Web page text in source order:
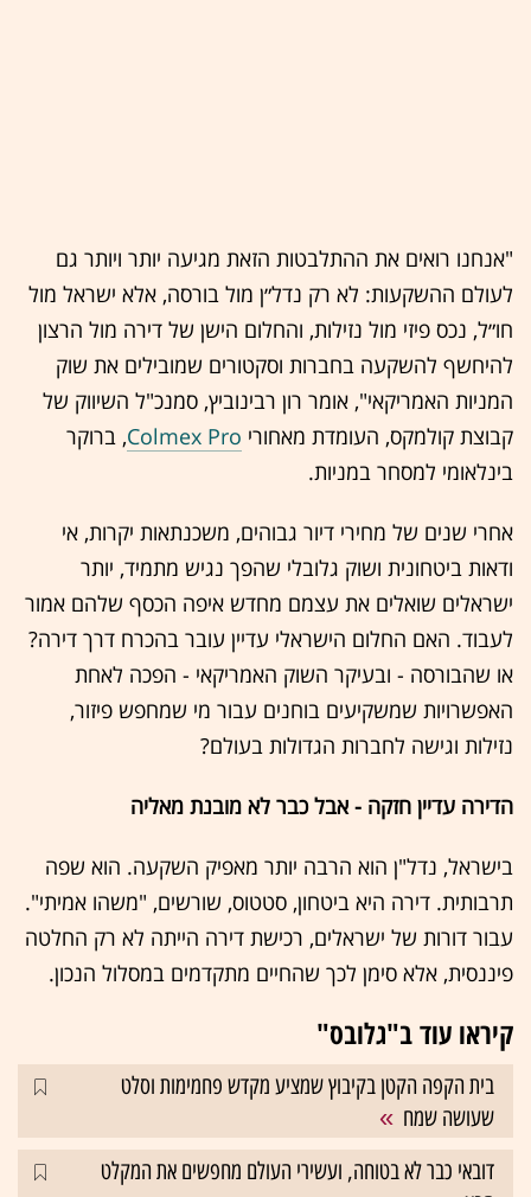
"אנחנו רואים את ההתלבטות הזאת מגיעה יותר ויותר גם
לעולם ההשקעות: לא רק נדל״ן מול בורסה, אלא ישראל מול
חו״ל, נכס פיזי מול נזילות, והחלום הישן של דירה מול הרצון
להיחשף להשקעה בחברות וסקטורים שמובילים את שוק
המניות האמריקאי", אומר רון רבינוביץ, סמנכ"ל השיווק של
קבוצת קולמקס, העומדת מאחורי Colmex Pro, ברוקר
בינלאומי למסחר במניות.
אחרי שנים של מחירי דיור גבוהים, משכנתאות יקרות, אי
ודאות ביטחונית ושוק גלובלי שהפך נגיש מתמיד, יותר
ישראלים שואלים את עצמם מחדש איפה הכסף שלהם אמור
לעבוד. האם החלום הישראלי עדיין עובר בהכרח דרך דירה?
או שהבורסה - ובעיקר השוק האמריקאי - הפכה לאחת
האפשרויות שמשקיעים בוחנים עבור מי שמחפש פיזור,
נזילות וגישה לחברות הגדולות בעולם?
הדירה עדיין חזקה - אבל כבר לא מובנת מאליה
בישראל, נדל"ן הוא הרבה יותר מאפיק השקעה. הוא שפה
תרבותית. דירה היא ביטחון, סטטוס, שורשים, "משהו אמיתי".
עבור דורות של ישראלים, רכישת דירה הייתה לא רק החלטה
פיננסית, אלא סימן לכך שהחיים מתקדמים במסלול הנכון.
קיראו עוד ב"גלובס"
בית הקפה הקטן בקיבוץ שמציע מקדש פחמימות וסלט
שעושה שמח
דובאי כבר לא בטוחה, ועשירי העולם מחפשים את המקלט